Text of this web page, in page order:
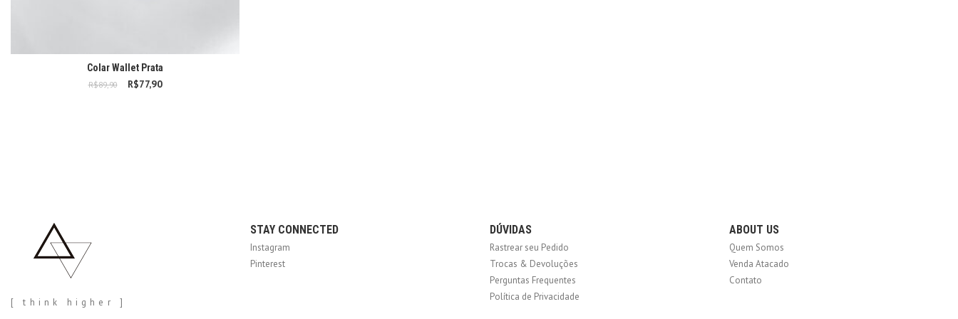
Colar Wallet Prata
R$89,90
O preço original era:
R$77,90
[ think higher ]
STAY CONNECTED
Instagram
Pinterest
DÚVIDAS
Rastrear seu Pedido
Trocas & Devoluções
Perguntas Frequentes
Política de Privacidade
ABOUT US
Quem Somos
Venda Atacado
Contato